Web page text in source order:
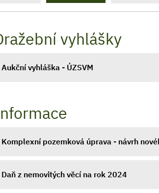
vyhlášky
Aukční vyhláška - ÚZSVM
Komplexní pozemková úprava - návrh
Daň z nemovitých věcí na rok 2024